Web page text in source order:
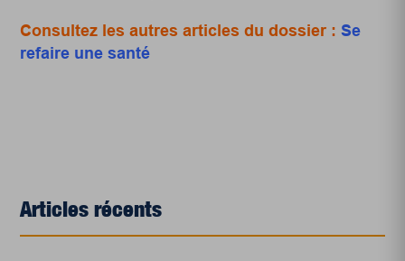
Consultez les autres articles du dossier : Se
refaire une santé
Articles récents